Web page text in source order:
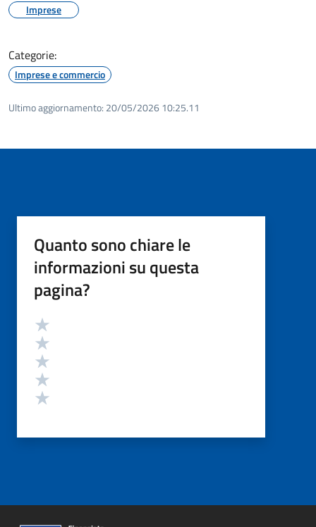
Imprese
Categorie:
Imprese e commercio
Ultimo aggiornamento: 20/05/2026 10:25.11
Quanto sono chiare le
informazioni su questa
pagina?
Valutazione